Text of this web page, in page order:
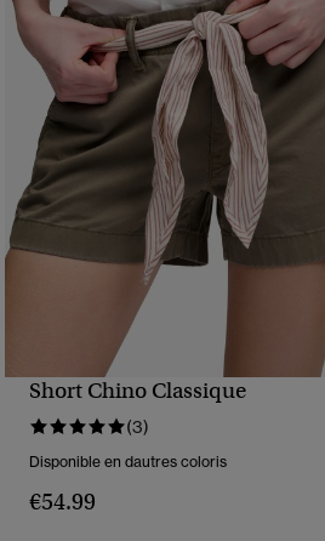
APERÇU RAPIDE
Short Chino Classique
(3)
Disponible en dautres coloris
€54.99